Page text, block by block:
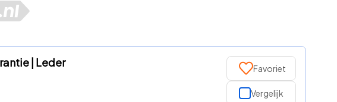
| Leder Favoriet
Vergelijk